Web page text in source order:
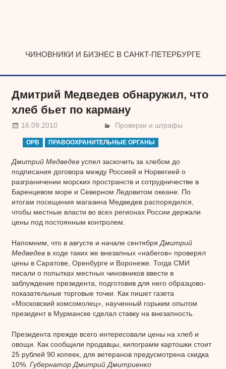
ЧИНОВНИКИ И БИЗНЕС В САНКТ-ПЕТЕРБУРГЕ
Дмитрий Медведев обнаружил, что
хлеб бьет по карману
16.09.2010 Проверки и штрафы
ОРВ ПРАВООХРАНИТЕЛЬНЫЕ ОРГАНЫ
Дмитрий Медведевуспел заскочить за хлебом до
подписания договора между Россией и Норвегией о
разграничении морских пространств и сотрудничестве в
Баренцевом море и Северном Ледовитом океане. По
итогам посещения магазина Медведев распорядился,
чтобы местные власти во всех регионах России держали
цены под постоянным контролем.
Напомним, что в августе и начале сентября Дмитрий
Медведевв ходе таких же внезапных «набегов» проверял
цены в Саратове, Оренбурге и Воронеже. Тогда СМИ
писали о попытках местных чиновников ввести в
заблуждение президента, подготовив для него образцово-
показательные торговые точки. Как пишет газета
«Московский комсомолец», наученный горьким опытом
президент в Мурманске сделал ставку на внезапность.
Президента прежде всего интересовали цены на хлеб и
овощи. Как сообщили продавцы, килограмм картошки стоит
25 рублей 90 копеек, для ветеранов предусмотрена скидка
10%. Губернатор Дмитрий Дмитриенко